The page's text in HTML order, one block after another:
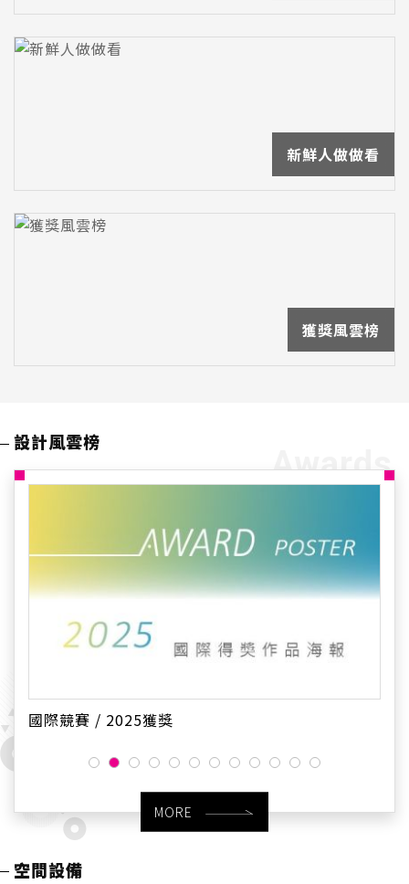
新鮮人做做看
獲獎風雲榜
設計風雲榜
國際競賽 / 2025獲獎
MORE
空間設備